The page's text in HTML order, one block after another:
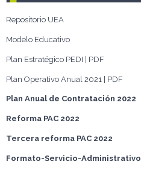
Repositorio UEA
Modelo Educativo
Plan Estratégico PEDI | PDF
Plan Operativo Anual 2021 | PDF
Plan Anual de Contratación 2022
Reforma PAC 2022
Tercera reforma PAC 2022
Formato-Servicio-Administrativo